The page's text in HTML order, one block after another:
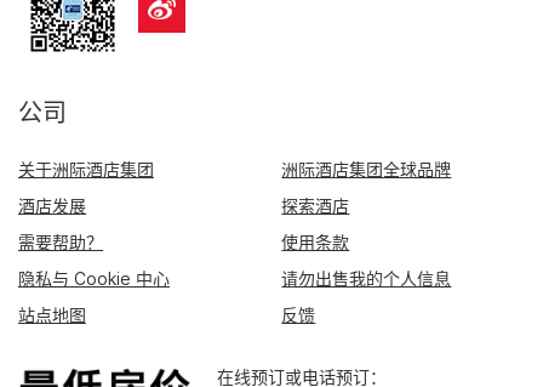
公司
关于洲际酒店集团
洲际酒店集团全球品牌
酒店发展
探索酒店
需要帮助？
使用条款
隐私与 Cookie 中心
请勿出售我的个人信息
站点地图
反馈
在线预订或电话预订：